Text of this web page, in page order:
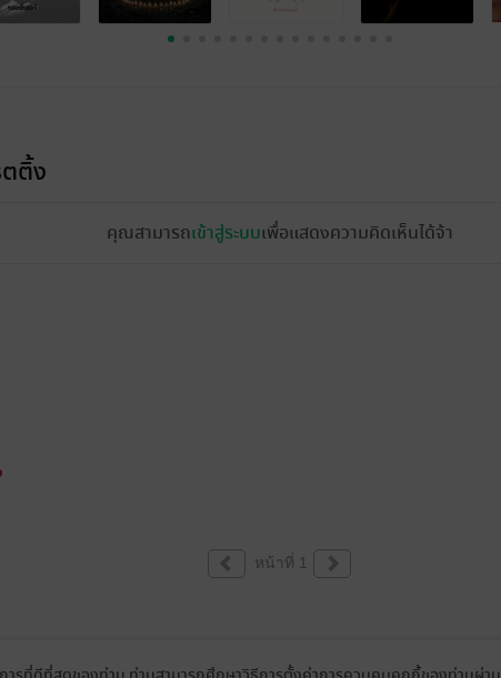
ตติ้ง
คุณสามารถเข้าสู่ระบบเพื่อแสดงความคิดเห็นได้จ้า
หน้าที่ 1